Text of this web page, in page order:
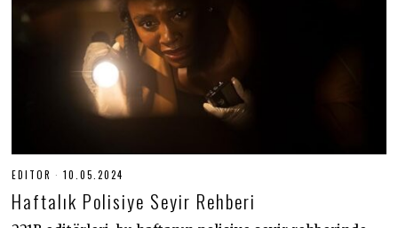
EDITOR 10.05.2024
.
0
Haftalık Polisiye Seyir Rehberi